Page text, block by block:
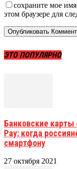
сохраните мое
этом браузере для
ЭТО ПОПУЛЯРНО
Банковские карты
Pay: когда
смартфону
27 октября 2021